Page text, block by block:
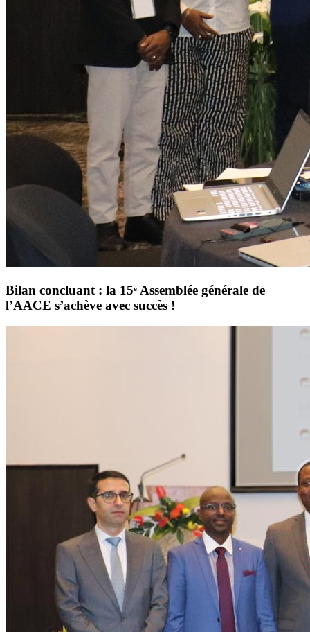
Bilan concluant : la 15ᵉ Assemblée générale de
l’AACE s’achève avec succès !